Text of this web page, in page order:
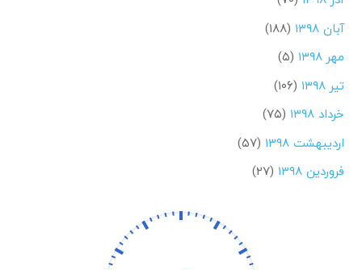
آبان ۱۳۹۸
(۱۸۸)
مهر ۱۳۹۸
(۵)
تیر ۱۳۹۸
(۱۰۶)
خرداد ۱۳۹۸
(۷۵)
اردیبهشت ۱۳۹۸
(۵۷)
فروردین ۱۳۹۸
(۲۷)